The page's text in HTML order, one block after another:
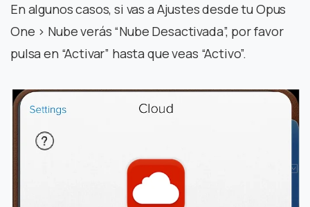
En algunos casos, si vas a Ajustes desde tu Opus
One > Nube verás “Nube Desactivada”, por favor
pulsa en “Activar” hasta que veas “Activo”.